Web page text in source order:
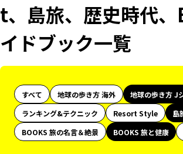
t、島旅、歴史時代
イドブック一覧
すべて 地球の歩き方 海外 地球の歩き方 J
ランキング&テクニック
Resort Style 島
BOOKS 旅の名言＆絶景
BOOKS 旅と健康